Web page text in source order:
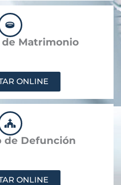
Matrimonio
ONLINE
de Defunción
ONLINE